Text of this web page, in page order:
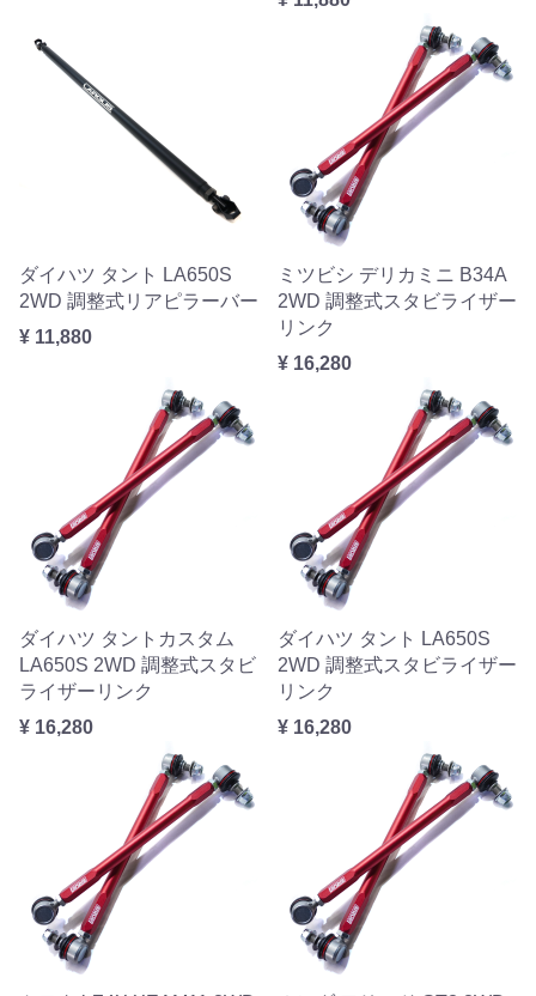
ダイハツ タント LA650S
2WD 調整式リアピラーバー
¥ 11,880
ミツビシ デリカミニ B34A
2WD 調整式スタビライザー
リンク
¥ 16,280
ダイハツ タントカスタム
LA650S 2WD 調整式スタビ
ライザーリンク
¥ 16,280
ダイハツ タント LA650S
2WD 調整式スタビライザー
リンク
¥ 16,280